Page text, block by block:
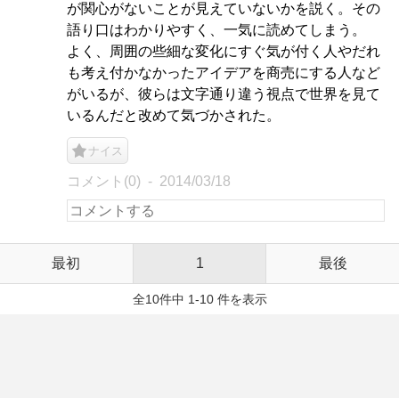
が関心がないことが見えていないかを説く。その
語り口はわかりやすく、一気に読めてしまう。
よく、周囲の些細な変化にすぐ気が付く人やだれ
も考え付かなかったアイデアを商売にする人など
がいるが、彼らは文字通り違う視点で世界を見て
いるんだと改めて気づかされた。
ナイス
コメント(0) 2014/03/18
最初 1 最後
全10件中 1-10 件を表示